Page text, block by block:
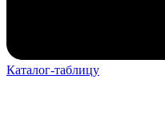
Каталог-таблицу